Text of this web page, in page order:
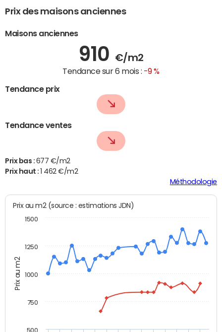
Prix des maisons anciennes
Maisons anciennes
910 €/m2
Tendance sur 6 mois : -9 %
Tendance prix
Tendance ventes
Prix bas : 677 €/m2
Prix haut :
1 462 €/m2
Méthodologie
Prix au m2
Prix au m2 (source : estimations JDN)
500
750
1000
1250
1500